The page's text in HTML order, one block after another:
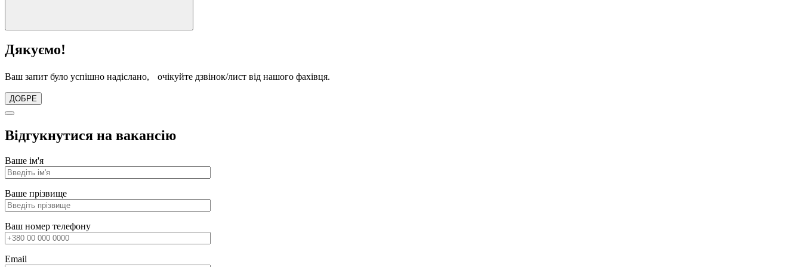
Дякуємо!
Ваш запит було успішно надіслано, очікуйте дзвінок/лист від нашого фахівця.
ДОБРЕ
Відгукнутися на вакансію
Ваше ім'я
Ваше прізвище
Ваш номер телефону
Email